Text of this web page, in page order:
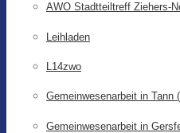
AWO Stadtteiltreff Ziehers-
Leihladen
L14zwo
Gemeinwesenarbeit in Tann
Gemeinwesenarbeit in